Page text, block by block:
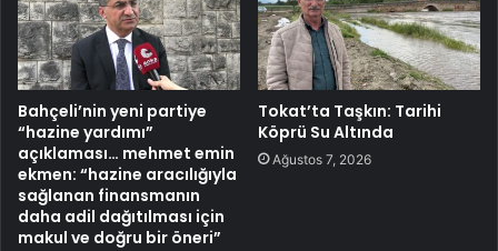
Bahçeli’nin yeni partiye
“hazine yardımı”
açıklaması… mehmet emin
ekmen: “hazine aracılığıyla
sağlanan finansmanın
daha adil dağıtılması için
makul ve doğru bir öneri”
Tokat’ta Taşkın: Tarihi
Köprü Su Altında
Ağustos 7, 2026